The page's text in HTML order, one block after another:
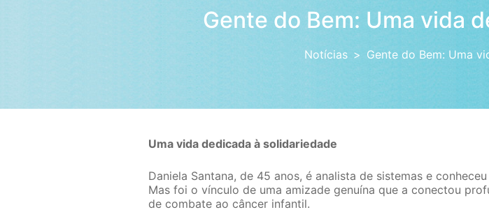
Gente do Bem: Uma vida
Notícias Gente do Bem: Uma
Uma vida dedicada à solidariedade
Daniela Santana, de 45 anos, é analista de sistemas e
Mas foi o vínculo de uma amizade genuína que a conectou
de combate ao câncer infantil.